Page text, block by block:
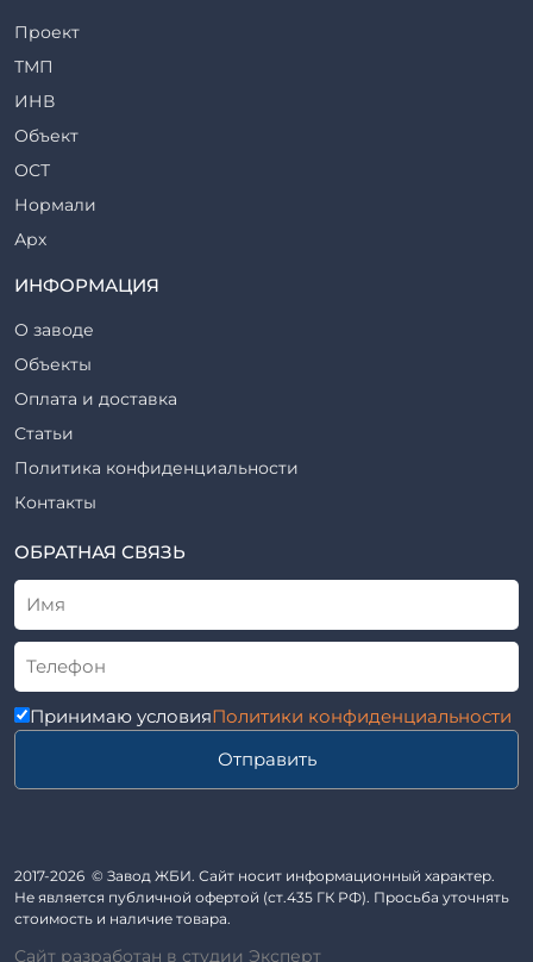
Ригели железобетонные
Сваи железобетонные
Стеновые блоки
Стойки железобетонные
Столбы железобетонные
Закладные детали
Трубы железобетонные
Утяжелители железобетонные
Фермы железобетонные
Фундаментные блоки
Фундаменты железобетонные
Шахты лифтов железобетонные
Шпалы железобетонные
Элементы благоустройства
Трубы асбоцементные
Приставки железобетонные (пасынки) Серия 3.407-57 и
ГОСТ 14295-75
Лестничные марши
Автопавильоны
Анкера железобетонные
Балки железобетонные
Блоки железобетонные
Кабины санитарно-технические
Проект
ТМП
ИНВ
Объект
ОСТ
Нормали
Арх
ТР
Серия
ТП
ТПР
Шифр
Рабочие чертежи
ВСН
ТУ
Альбом
ИНФОРМАЦИЯ
О заводе
Объекты
Оплата и доставка
Статьи
Политика конфиденциальности
Контакты
ОБРАТНАЯ СВЯЗЬ
Принимаю условияПолитики конфиденциальности
Отправить
2017-2026 © Завод ЖБИ. Сайт носит информационный характер.
Не является публичной офертой (ст.435 ГК РФ). Просьба уточнять
стоимость и наличие товара.
Сайт разработан в студии Эксперт